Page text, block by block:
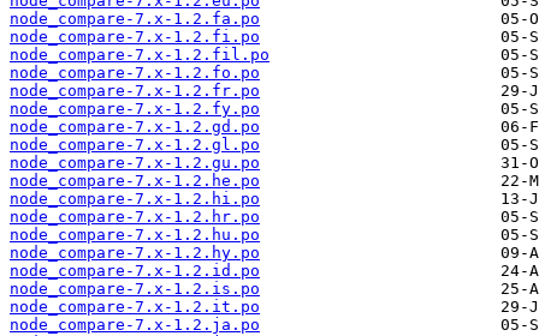
node_compare-7.x-1.2.fa.po
node_compare-7.x-1.2.fi.po
node_compare-7.x-1.2.fil.po
node_compare-7.x-1.2.fo.po
node_compare-7.x-1.2.fr.po
node_compare-7.x-1.2.fy.po
node_compare-7.x-1.2.gd.po
node_compare-7.x-1.2.gl.po
node_compare-7.x-1.2.gu.po
node_compare-7.x-1.2.he.po
node_compare-7.x-1.2.hi.po
node_compare-7.x-1.2.hr.po
node_compare-7.x-1.2.hu.po
node_compare-7.x-1.2.hy.po
node_compare-7.x-1.2.id.po
node_compare-7.x-1.2.is.po
node_compare-7.x-1.2.it.po
node_compare-7.x-1.2.ja.po